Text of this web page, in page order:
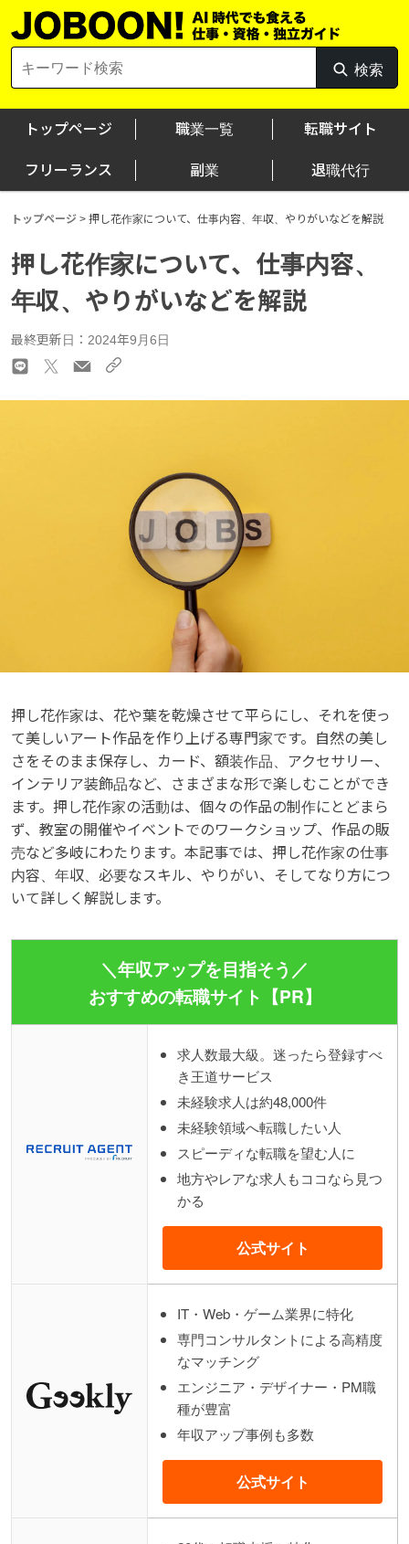
Skip
to
for:
検索
検
索
トップページ 職業一覧 転職サイト
フリーランス 副業 退職代行
トップページ > 押し花作家について、仕事内容、年収、やりがいなどを解説
押し花作家について、仕事内容、
年収、やりがいなどを解説
最終更新日：2024年9月6日
押し花作家は、花や葉を乾燥させて平らにし、それを使っ
て美しいアート作品を作り上げる専門家です。自然の美し
さをそのまま保存し、カード、額装作品、アクセサリー、
インテリア装飾品など、さまざまな形で楽しむことができ
ます。押し花作家の活動は、個々の作品の制作にとどまら
ず、教室の開催やイベントでのワークショップ、作品の販
売など多岐にわたります。本記事では、押し花作家の仕事
内容、年収、必要なスキル、やりがい、そしてなり方につ
いて詳しく解説します。
＼年収アップを目指そう／
おすすめの転職サイト【PR】
求人数最大級。迷ったら登録すべ
き王道サービス
未経験求人は約48,000件
未経験領域へ転職したい人
スピーディな転職を望む人に
地方やレアな求人もココなら見つ
かる
公式サイト
IT・Web・ゲーム業界に特化
専門コンサルタントによる高精度
なマッチング
エンジニア・デザイナー・PM職
種が豊富
年収アップ事例も多数
公式サイト